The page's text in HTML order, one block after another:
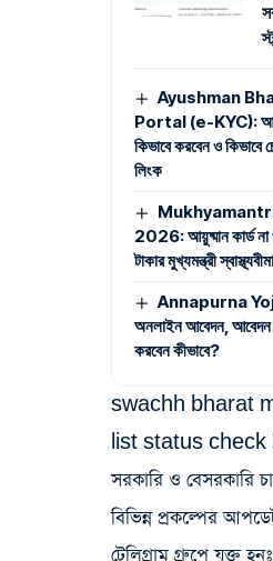
Ayushman
Portal (e-KYC):
কিভাবে করবেন ও কিভাবে
লিংক
2026: আয়ুষ্মান কার্ড না
টাকার মুখ্যমন্ত্রী
Annapurna
অনলাইন আবেদন, আবেদন
করবেন কীভাবে?
swachh bharat
list status check
সরকারি ও বেসরকারি
বিভিন্ন প্রকল্পের